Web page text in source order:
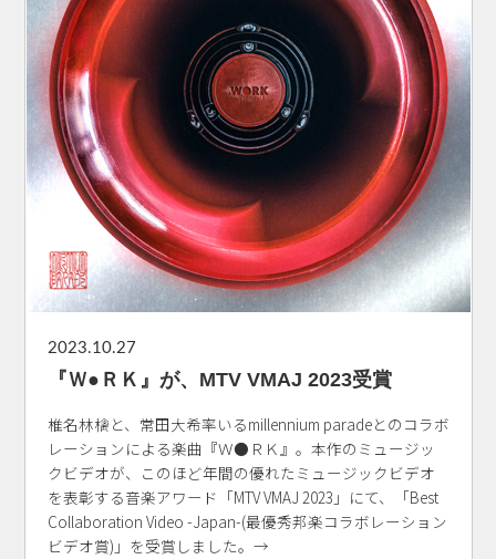
2023.10.27
『Ｗ●ＲＫ』が、MTV VMAJ 2023受賞
椎名林檎と、常田大希率いるmillennium paradeとのコラボ
レーションによる楽曲『Ｗ●ＲＫ』。本作のミュージッ
クビデオが、このほど年間の優れたミュージックビデオ
を表彰する音楽アワード「MTV VMAJ 2023」にて、「Best
Collaboration Video -Japan-(最優秀邦楽コラボレーション
ビデオ賞)」を受賞しました。→